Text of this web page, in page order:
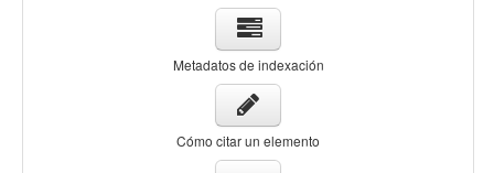
Metadatos de indexación
Cómo citar un elemento